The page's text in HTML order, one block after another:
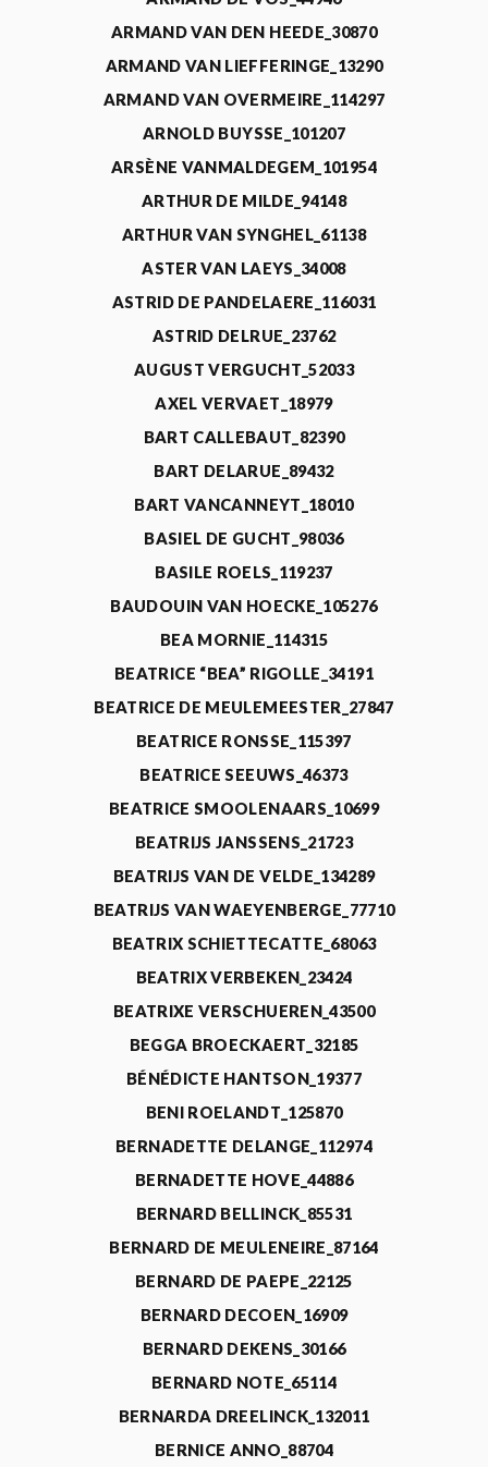
ARMAND VAN DEN HEEDE_30870
ARMAND VAN LIEFFERINGE_13290
ARMAND VAN OVERMEIRE_114297
ARNOLD BUYSSE_101207
ARSÈNE VANMALDEGEM_101954
ARTHUR DE MILDE_94148
ARTHUR VAN SYNGHEL_61138
ASTER VAN LAEYS_34008
ASTRID DE PANDELAERE_116031
ASTRID DELRUE_23762
AUGUST VERGUCHT_52033
AXEL VERVAET_18979
BART CALLEBAUT_82390
BART DELARUE_89432
BART VANCANNEYT_18010
BASIEL DE GUCHT_98036
BASILE ROELS_119237
BAUDOUIN VAN HOECKE_105276
BEA MORNIE_114315
BEATRICE “BEA” RIGOLLE_34191
BEATRICE DE MEULEMEESTER_27847
BEATRICE RONSSE_115397
BEATRICE SEEUWS_46373
BEATRICE SMOOLENAARS_10699
BEATRIJS JANSSENS_21723
BEATRIJS VAN DE VELDE_134289
BEATRIJS VAN WAEYENBERGE_77710
BEATRIX SCHIETTECATTE_68063
BEATRIX VERBEKEN_23424
BEATRIXE VERSCHUEREN_43500
BEGGA BROECKAERT_32185
BÉNÉDICTE HANTSON_19377
BENI ROELANDT_125870
BERNADETTE DELANGE_112974
BERNADETTE HOVE_44886
BERNARD BELLINCK_85531
BERNARD DE MEULENEIRE_87164
BERNARD DE PAEPE_22125
BERNARD DECOEN_16909
BERNARD DEKENS_30166
BERNARD NOTE_65114
BERNARDA DREELINCK_132011
BERNICE ANNO_88704